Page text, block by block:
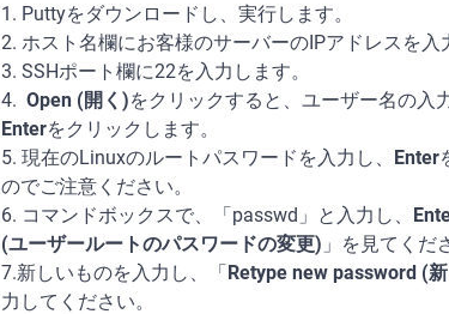
1. Puttyをダウンロードし、実行します。
2. ホスト名欄にお客様のサーバーのIPアドレスを入
3. SSHポート欄に22を入力します。
4. Open (開く)をクリックすると、ユーザー名の入
Enterをクリックします。
5. 現在のLinuxのルートパスワードを入力し、 Enter
のでご注意ください。
6. コマンドボックスで、「passwd」と入力し、
(ユーザールートのパスワードの変更) 」を見てくだ
7.新しいものを入力し、「Retype new password (
力してください。